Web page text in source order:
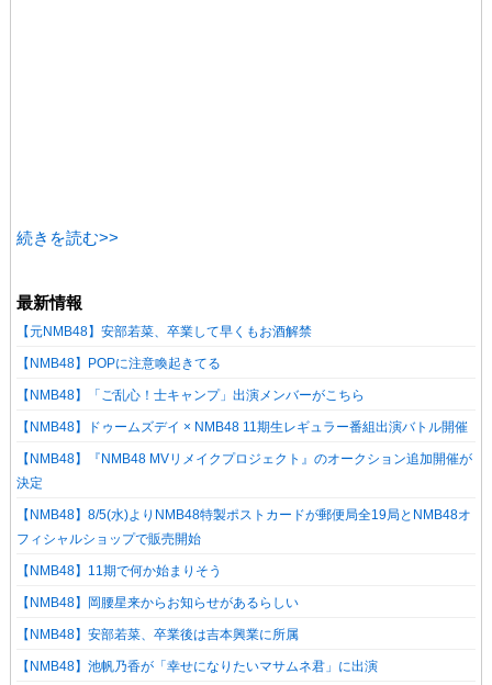
続きを読む>>
最新情報
【元NMB48】安部若菜、卒業して早くもお酒解禁
【NMB48】POPに注意喚起きてる
【NMB48】「ご乱心！士キャンプ」出演メンバーがこちら
【NMB48】ドゥームズデイ × NMB48 11期生レギュラー番組出演バトル開催
【NMB48】『NMB48 MVリメイクプロジェクト』のオークション追加開催が
決定
【NMB48】8/5(水)よりNMB48特製ポストカードが郵便局全19局とNMB48オ
フィシャルショップで販売開始
【NMB48】11期で何か始まりそう
【NMB48】岡腰星来からお知らせがあるらしい
【NMB48】安部若菜、卒業後は吉本興業に所属
【NMB48】池帆乃香が「幸せになりたいマサムネ君」に出演